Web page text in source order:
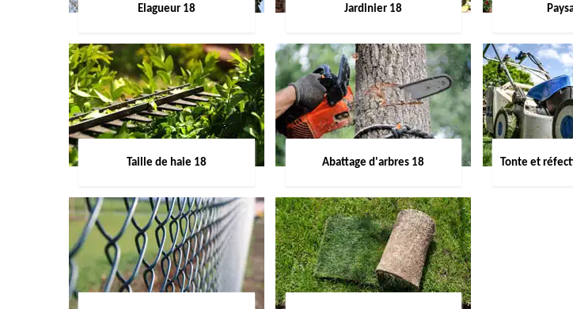
Elagueur 18 Jardinier 18
Taille de haie 18 Abattage d'arbres 18 Tonte et